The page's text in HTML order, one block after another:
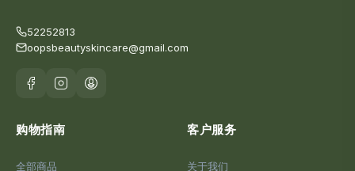
52252813
oopsbeautyskincare@gmail.com
购物指南
全部商品
客户服务
关于我们